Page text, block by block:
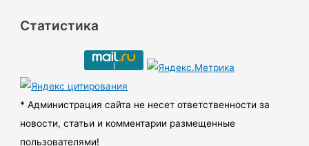
х
ы
Статистика
* Администрация сайта не несет ответственности за
новости, статьи и комментарии размещенные
пользователями!